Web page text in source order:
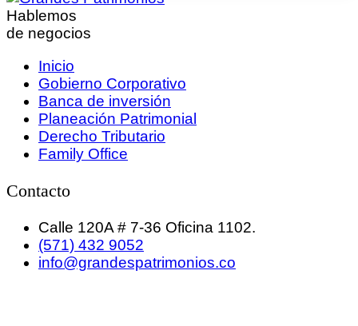
Hablemos
de negocios
Inicio
Gobierno Corporativo
Banca de inversión
Planeación Patrimonial
Derecho Tributario
Family Office
Contacto
Calle 120A # 7-36 Oficina 1102.
(571) 432 9052
info@grandespatrimonios.co